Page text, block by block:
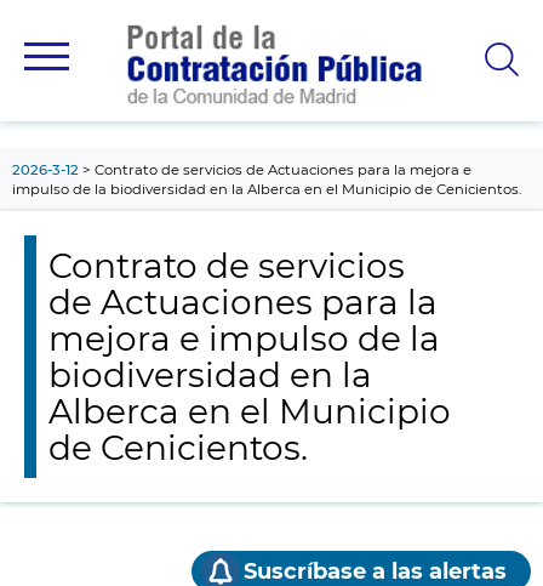
principal
2026-3-12
Contrato de servicios de Actuaciones para la mejora e
impulso de la biodiversidad en la Alberca en el Municipio de Cenicientos.
Contrato de servicios
de Actuaciones para la
mejora e impulso de la
biodiversidad en la
Alberca en el Municipio
de Cenicientos.
Suscríbase a las alertas